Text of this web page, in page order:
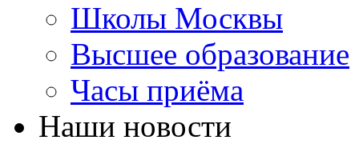
Школы Москвы
Высшее образование
Часы приёма
Наши новости